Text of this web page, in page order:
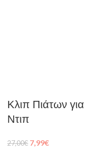
Κλιπ Πιάτων για
Ντιπ
27,00€ 7,99€